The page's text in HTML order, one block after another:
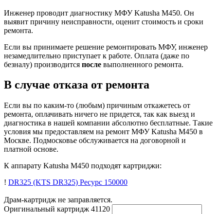
Инженер проводит диагностику МФУ Katusha M450. Он
выявит причину неисправности, оценит стоимость и сроки
ремонта.
Если вы принимаете решение ремонтировать МФУ, инженер
незамедлительно приступает к работе. Оплата (даже по
безналу) производится после выполненного ремонта.
В случае отказа от ремонта
Если вы по каким-то (любым) причиным откажетесь от
ремонта, оплачивать ничего не придется, так как выезд и
диагностика в нашей компании абсолютно бесплатные. Такие
условия мы предоставляем на ремонт МФУ Katusha M450 в
Москве. Подмосковье обслуживается на договорной и
платной основе.
К аппарату Katusha M450 подходят картриджи:
! DR325 (KTS DR325) Ресурс 150000
Драм-картридж не заправляется.
Оригинальный картридж 41120